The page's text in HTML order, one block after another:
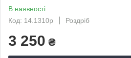
В наявності
Код: 14.1310р
Роздріб
3 250 ₴